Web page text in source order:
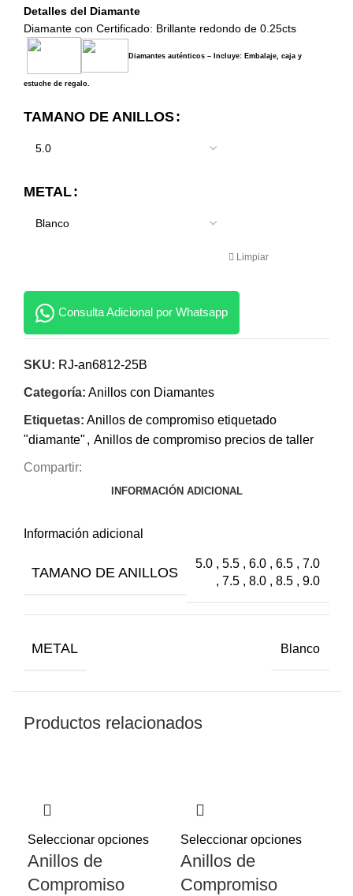
Detalles del Diamante
Diamante con Certificado: Brillante redondo de 0.25cts
Diamantes auténticos – Incluye: Embalaje, caja y
estuche de regalo.
TAMANO DE ANILLOS
METAL
Limpiar
Consulta Adicional por Whatsapp
SKU: RJ-an6812-25B
Categoría: Anillos con Diamantes
Etiquetas: Anillos de compromiso etiquetado
"diamante" , Anillos de compromiso precios de taller
Compartir:
INFORMACIÓN ADICIONAL
Información adicional
TAMANO DE ANILLOS
5.0 , 5.5 , 6.0 , 6.5 , 7.0
, 7.5 , 8.0 , 8.5 , 9.0
METAL Blanco
Productos relacionados
Seleccionar opciones
Anillos de
Compromiso
Seleccionar opciones
Anillos de
Compromiso